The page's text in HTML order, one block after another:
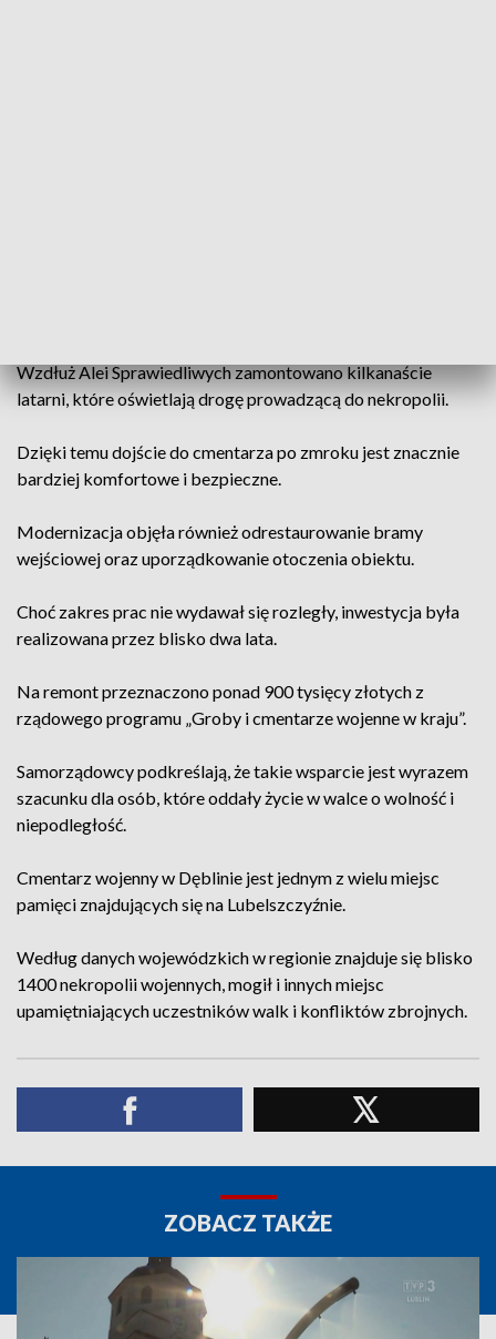
Wzdłuż Alei Sprawiedliwych zamontowano kilkanaście
latarni, które oświetlają drogę prowadzącą do nekropolii.
Dzięki temu dojście do cmentarza po zmroku jest znacznie
bardziej komfortowe i bezpieczne.
Modernizacja objęła również odrestaurowanie bramy
wejściowej oraz uporządkowanie otoczenia obiektu.
Choć zakres prac nie wydawał się rozległy, inwestycja była
realizowana przez blisko dwa lata.
Na remont przeznaczono ponad 900 tysięcy złotych z
rządowego programu „Groby i cmentarze wojenne w kraju”.
Samorządowcy podkreślają, że takie wsparcie jest wyrazem
szacunku dla osób, które oddały życie w walce o wolność i
niepodległość.
Cmentarz wojenny w Dęblinie jest jednym z wielu miejsc
pamięci znajdujących się na Lubelszczyźnie.
Według danych wojewódzkich w regionie znajduje się blisko
1400 nekropolii wojennych, mogił i innych miejsc
upamiętniających uczestników walk i konfliktów zbrojnych.
ZOBACZ TAKŻE